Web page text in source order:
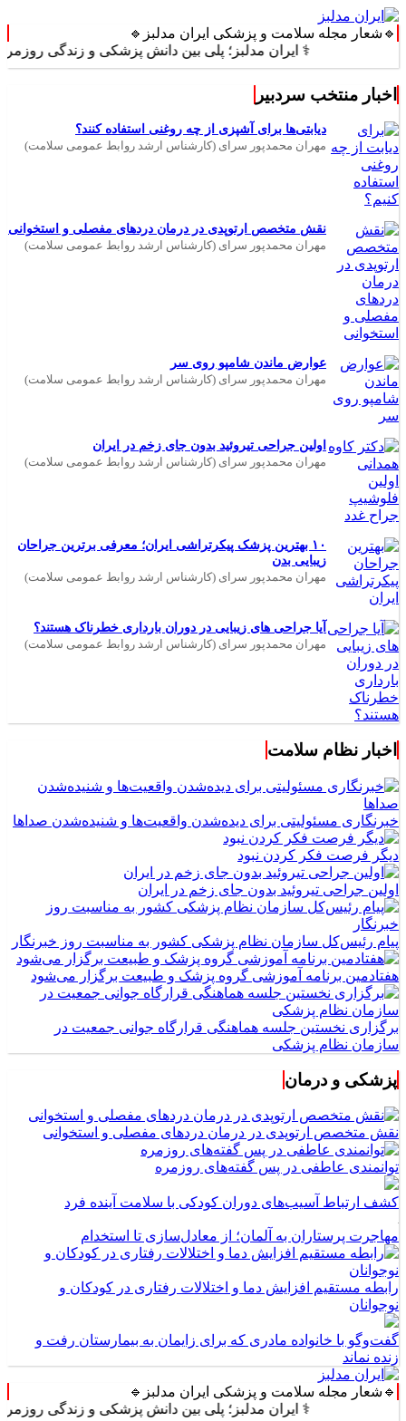
🔹شعار مجله سلامت و پزشکی ایران مدلبز🔹
⚕️ ایران مدلبز؛ پلی بین دانش پزشکی و زندگی روزمره ⚕️
اخبار منتخب سردبیر
دیابتی‌ها برای آشپزی از چه روغنی استفاده کنند؟
مهران محمدپور سرای (کارشناس ارشد روابط عمومی سلامت)
نقش متخصص ارتوپدی در درمان دردهای مفصلی و استخوانی
مهران محمدپور سرای (کارشناس ارشد روابط عمومی سلامت)
عوارض ماندن شامپو روی سر
مهران محمدپور سرای (کارشناس ارشد روابط عمومی سلامت)
اولین جراحی تیروئید بدون جای زخم در ایران
مهران محمدپور سرای (کارشناس ارشد روابط عمومی سلامت)
۱۰ بهترین پزشک پیکرتراشی ایران؛ معرفی برترین جراحان
زیبایی بدن
مهران محمدپور سرای (کارشناس ارشد روابط عمومی سلامت)
آیا جراحی های زیبایی در دوران بارداری خطرناک هستند؟
مهران محمدپور سرای (کارشناس ارشد روابط عمومی سلامت)
اخبار نظام سلامت
خبرنگاری مسئولیتی برای دیده‌شدن واقعیت‌ها و شنیده‌شدن صداها
دیگر فرصت فکر کردن نبود
اولین جراحی تیروئید بدون جای زخم در ایران
پیام رئیس‌کل سازمان نظام پزشکی کشور به مناسبت روز خبرنگار
هفتادمین برنامه آموزشی گروه پزشک و طبیعت برگزار می‌شود
برگزاری نخستین جلسه هماهنگی قرارگاه جوانی جمعیت در
سازمان نظام پزشکی
پزشکی و درمان
نقش متخصص ارتوپدی در درمان دردهای مفصلی و استخوانی
توانمندی عاطفی در پس گفته‌های روزمره
کشف ارتباط آسیب‌های دوران کودکی با سلامت آینده فرد
مهاجرت پرستاران به آلمان؛ از معادل‌سازی تا استخدام
رابطه مستقیم افزایش دما و اختلالات رفتاری در کودکان و
نوجوانان
گفت‌وگو با خانواده مادری که برای زایمان به بیمارستان رفت و
زنده نماند
🔹شعار مجله سلامت و پزشکی ایران مدلبز🔹
⚕️ ایران مدلبز؛ پلی بین دانش پزشکی و زندگی روزمره ⚕️